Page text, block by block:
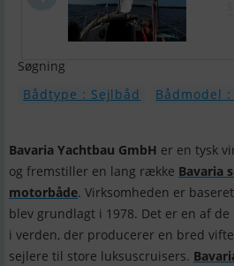
Søgning
Bådtype : Sejlbåd
Bådmodel :
Bavaria Yachtbau GmbH er en tysk
og fremstiller en lang række Bavaria
motorbåde. Virksomheden er
blev grundlagt i 1978. Det er en af
i verden, der producerer en bred
sejlere til store luksuscruisers.